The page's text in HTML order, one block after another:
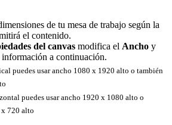
de tu mesa de trabajo según la
el contenido.
del canvas modifica el Ancho y
información a continuación.
puedes usar ancho 1080 x 1920 alto o también
puedes usar ancho 1920 x 1080 alto o
720 alto